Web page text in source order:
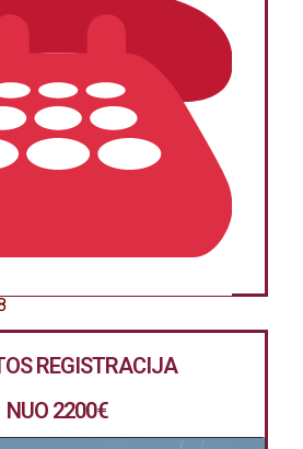
REGISTRACIJA
NUO 2200€